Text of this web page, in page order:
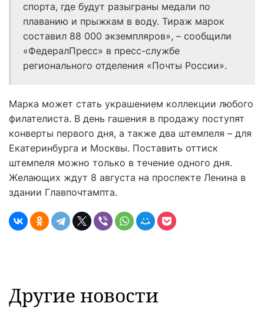
спорта, где будут разыграны медали по
плаванию и прыжкам в воду. Тираж марок
составил 88 000 экземпляров», – сообщили
«ФедералПресс» в пресс-службе
регионального отделения «Почты России».
Марка может стать украшением коллекции любого
филателиста. В день гашения в продажу поступят
конверты первого дня, а также два штемпеля – для
Екатеринбурга и Москвы. Поставить оттиск
штемпеля можно только в течение одного дня.
Желающих ждут 8 августа на проспекте Ленина в
здании Главпочтампта.
Другие новости